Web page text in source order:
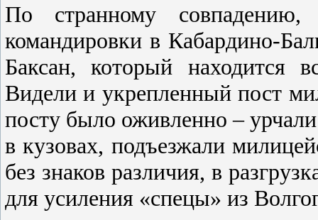
По странному
командировки в Кабардино-
Баксан, который находится
Видели и укрепленный пост
посту было оживленно –
в кузовах, подъезжали
без знаков различия, в
для усиления «спецы» из